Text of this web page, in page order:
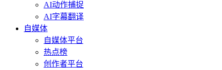
AI动作捕捉
AI字幕翻译
自媒体
自媒体平台
热点榜
创作者平台